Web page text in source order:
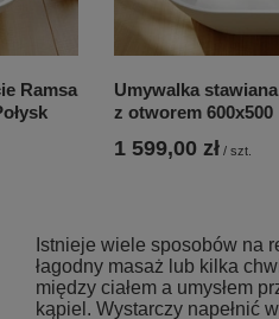
Ramsa
Umywalka
z otworem 600x500
1 599,00 zł / szt.
Istnieje wiele sposobów na
łagodny masaż lub kilka
między ciałem a umysłem
kąpiel. Wystarczy napełnić